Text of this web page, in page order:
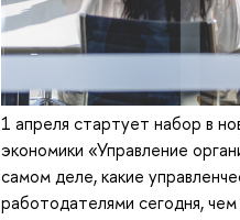
1 апреля стартует набор в
экономики «Управление
самом деле, какие
работодателями сегодня,